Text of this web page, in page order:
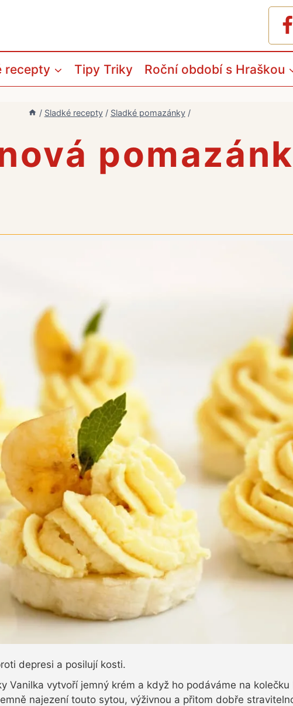
recepty Tipy Triky Roční období s Hraškou
/ Sladké recepty / Sladké pomazánky /
depresi a posilují kosti.
Vanilka vytvoří jemný krém a když ho podáváme na
najezení touto sytou, výživnou a přitom dobře